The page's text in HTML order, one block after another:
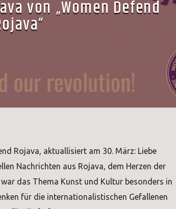
von „Women Defend
Rojava, aktuallisiert am 30. März: Liebe
Nachrichten aus Rojava, dem Herzen der
das Thema Kunst und Kultur besonders in
für die internationalistischen Gefallenen